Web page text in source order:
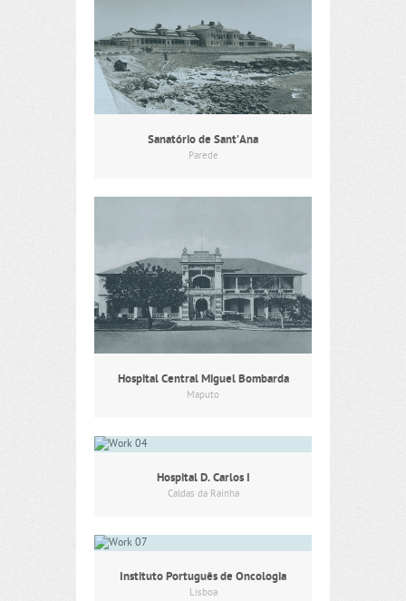
Sanatório de Sant’Ana
Parede
Hospital Central Miguel Bombarda
Maputo
Hospital D. Carlos I
Caldas da Rainha
Instituto Português de Oncologia
Lisboa